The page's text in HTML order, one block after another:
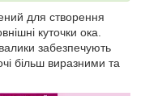
для створення
куточки ока.
забезпечують
більш виразними та